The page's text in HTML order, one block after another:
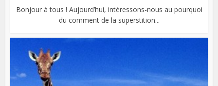
Bonjour à tous ! Aujourd’hui, intéressons-nous au pourquoi
du comment de la superstition...